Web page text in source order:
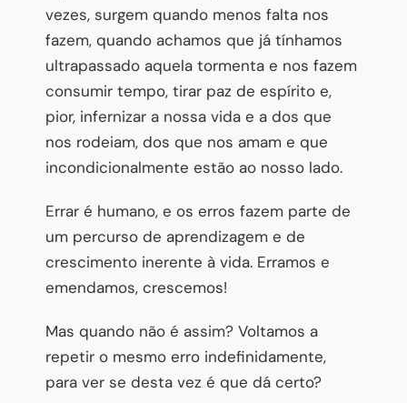
vezes, surgem quando menos falta nos
fazem, quando achamos que já tínhamos
ultrapassado aquela tormenta e nos fazem
consumir tempo, tirar paz de espírito e,
pior, infernizar a nossa vida e a dos que
nos rodeiam, dos que nos amam e que
incondicionalmente estão ao nosso lado.
Errar é humano, e os erros fazem parte de
um percurso de aprendizagem e de
crescimento inerente à vida. Erramos e
emendamos, crescemos!
Mas quando não é assim? Voltamos a
repetir o mesmo erro indefinidamente,
para ver se desta vez é que dá certo?